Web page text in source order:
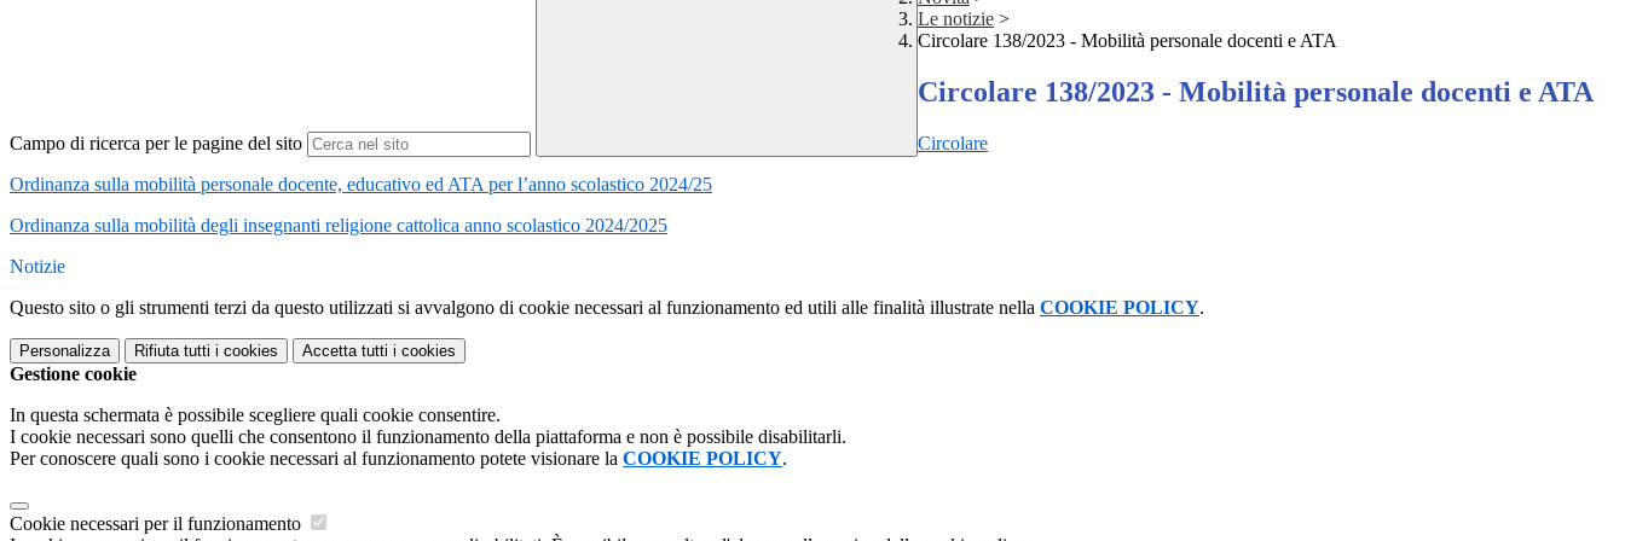
Campo di ricerca per le pagine del sito
Le notizie >
Circolare 138/2023 - Mobilità personale docenti e ATA
Circolare 138/2023 - Mobilità personale docenti e ATA
Circolare
Ordinanza sulla mobilità personale docente, educativo ed ATA per l’anno scolastico 2024/25
Ordinanza sulla mobilità degli insegnanti religione cattolica anno scolastico 2024/2025
Notizie
Questo sito o gli strumenti terzi da questo utilizzati si avvalgono di cookie necessari al funzionamento ed utili alle finalità illustrate nella COOKIE POLICY.
Personalizza Rifiuta tutti i cookies Accetta tutti i cookies
Gestione cookie
In questa schermata è possibile scegliere quali cookie consentire.
I cookie necessari sono quelli che consentono il funzionamento della piattaforma e non è possibile disabilitarli.
Per conoscere quali sono i cookie necessari al funzionamento potete visionare la COOKIE POLICY.
Cookie necessari per il funzionamento